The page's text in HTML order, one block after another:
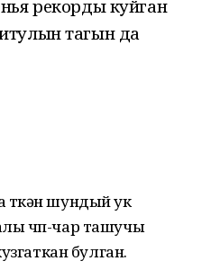
рекорды куйган
тагын да
үткән шундый ук
чүп-чар ташучы
булган.